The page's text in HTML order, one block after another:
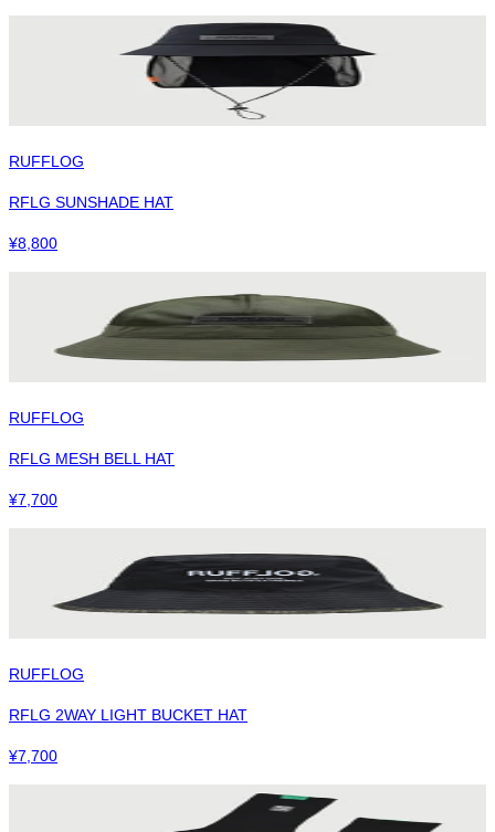
RUFFLOG
RFLG SUNSHADE HAT
¥8,800
RUFFLOG
RFLG MESH BELL HAT
¥7,700
RUFFLOG
RFLG 2WAY LIGHT BUCKET HAT
¥7,700